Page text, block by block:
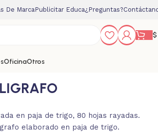
De MarcaPublicitar Educa¿Preguntas?
$
OficinaOtros
en paja de trigo, 80 hojas rayadas.
elaborado en paja de trigo.